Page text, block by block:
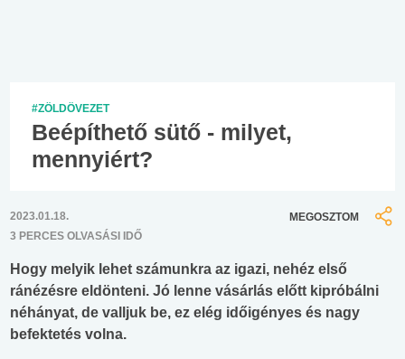
#ZÖLDÖVEZET
Beépíthető sütő - milyet,
mennyiért?
2023.01.18.
3 PERCES OLVASÁSI IDŐ
MEGOSZTOM
Hogy melyik lehet számunkra az igazi, nehéz első
ránézésre eldönteni. Jó lenne vásárlás előtt kipróbálni
néhányat, de valljuk be, ez elég időigényes és nagy
befektetés volna.